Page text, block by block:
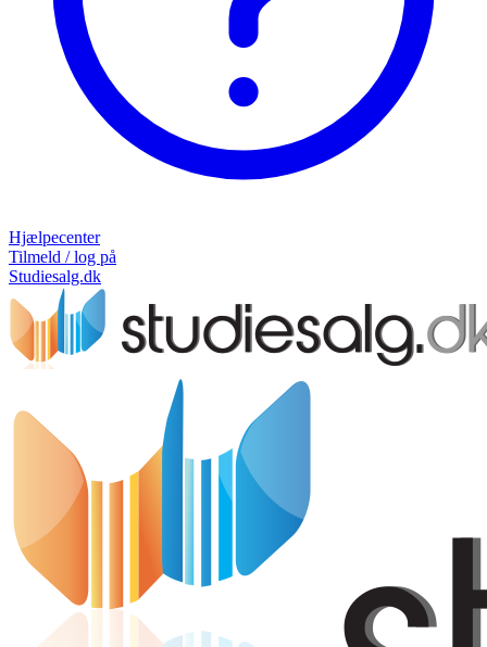
Hjælpecenter
Tilmeld / log på
Studiesalg.dk